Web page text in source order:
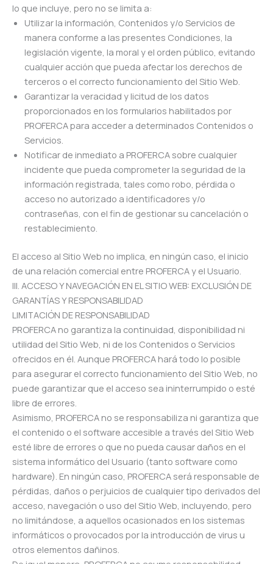
lo que incluye, pero no se limita a:
Utilizar la información, Contenidos y/o Servicios de
manera conforme a las presentes Condiciones, la
legislación vigente, la moral y el orden público, evitando
cualquier acción que pueda afectar los derechos de
terceros o el correcto funcionamiento del Sitio Web.
Garantizar la veracidad y licitud de los datos
proporcionados en los formularios habilitados por
PROFERCA para acceder a determinados Contenidos o
Servicios.
Notificar de inmediato a PROFERCA sobre cualquier
incidente que pueda comprometer la seguridad de la
información registrada, tales como robo, pérdida o
acceso no autorizado a identificadores y/o
contraseñas, con el fin de gestionar su cancelación o
restablecimiento.
El acceso al Sitio Web no implica, en ningún caso, el inicio
de una relación comercial entre PROFERCA y el Usuario.
III. ACCESO Y NAVEGACIÓN EN EL SITIO WEB: EXCLUSIÓN DE
GARANTÍAS Y RESPONSABILIDAD
LIMITACIÓN DE RESPONSABILIDAD
PROFERCA no garantiza la continuidad, disponibilidad ni
utilidad del Sitio Web, ni de los Contenidos o Servicios
ofrecidos en él. Aunque PROFERCA hará todo lo posible
para asegurar el correcto funcionamiento del Sitio Web, no
puede garantizar que el acceso sea ininterrumpido o esté
libre de errores.
Asimismo, PROFERCA no se responsabiliza ni garantiza que
el contenido o el software accesible a través del Sitio Web
esté libre de errores o que no pueda causar daños en el
sistema informático del Usuario (tanto software como
hardware). En ningún caso, PROFERCA será responsable de
pérdidas, daños o perjuicios de cualquier tipo derivados del
acceso, navegación o uso del Sitio Web, incluyendo, pero
no limitándose, a aquellos ocasionados en los sistemas
informáticos o provocados por la introducción de virus u
otros elementos dañinos.